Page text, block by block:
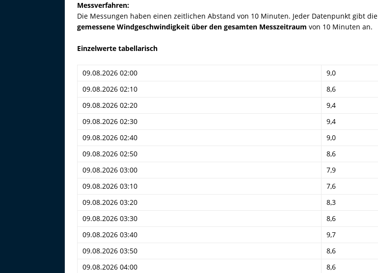
Messverfahren:
Die Messungen haben einen zeitlichen Abstand von 10 Minuten. Jeder Datenpunkt gibt die
gemessene Windgeschwindigkeit über den gesamten Messzeitraum von 10 Minuten an.
Einzelwerte tabellarisch
09.08.2026 02:00
9,0
09.08.2026 02:10
8,6
09.08.2026 02:20
9,4
09.08.2026 02:30
9,4
09.08.2026 02:40
9,0
09.08.2026 02:50
8,6
09.08.2026 03:00
7,9
09.08.2026 03:10
7,6
09.08.2026 03:20
8,3
09.08.2026 03:30
8,6
09.08.2026 03:40
9,7
09.08.2026 03:50
8,6
09.08.2026 04:00
8,6